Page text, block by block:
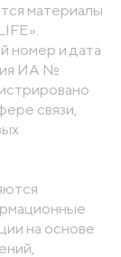
материалы
номер и дата
ИА №
связи,
на основе